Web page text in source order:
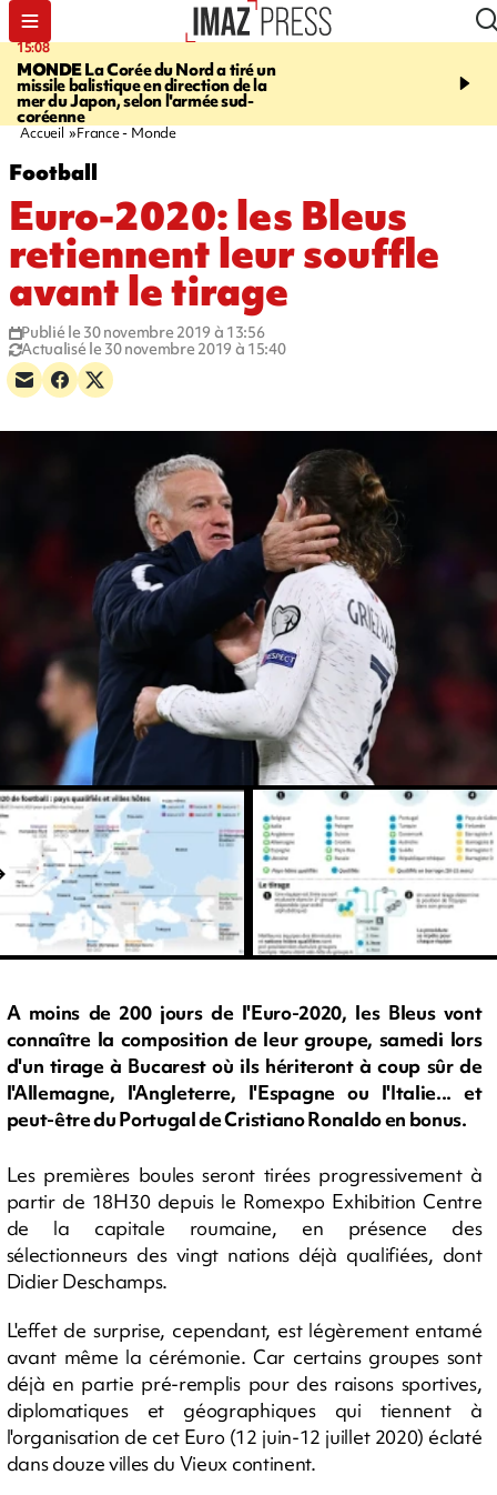
15:08
MONDELa Corée du Nord a tiré un
missile balistique en direction de la
mer du Japon, selon l'armée sud-
coréenne
17:24
est rouvert à la
Accueil France - Monde
Football
Euro-2020: les Bleus
retiennent leur souffle
avant le tirage
Publié le 30 novembre 2019 à 13:56
Actualisé le 30 novembre 2019 à 15:40
A moins de 200 jours de l'Euro-2020, les Bleus vont
connaître la composition de leur groupe, samedi lors
d'un tirage à Bucarest où ils hériteront à coup sûr de
l'Allemagne, l'Angleterre, l'Espagne ou l'Italie... et
peut-être du Portugal de Cristiano Ronaldo en bonus.
Les premières boules seront tirées progressivement à
partir de 18H30 depuis le Romexpo Exhibition Centre
de la capitale roumaine, en présence des
sélectionneurs des vingt nations déjà qualifiées, dont
Didier Deschamps.
L'effet de surprise, cependant, est légèrement entamé
avant même la cérémonie. Car certains groupes sont
déjà en partie pré-remplis pour des raisons sportives,
diplomatiques et géographiques qui tiennent à
l'organisation de cet Euro (12 juin-12 juillet 2020) éclaté
dans douze villes du Vieux continent.